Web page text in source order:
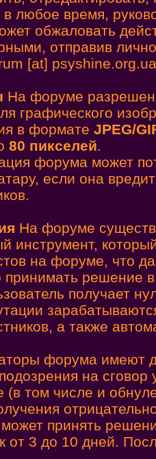
любое время,
обжаловать
отправив
[at]
На форуме
графического
в формате JPEG/
80 пикселей.
форума может
если она
На форуме
инструмент,
на форуме, что
принимать решение
получает
а также
форума имеют
на
(в том числе и
принять
от 3 до 10 дней.